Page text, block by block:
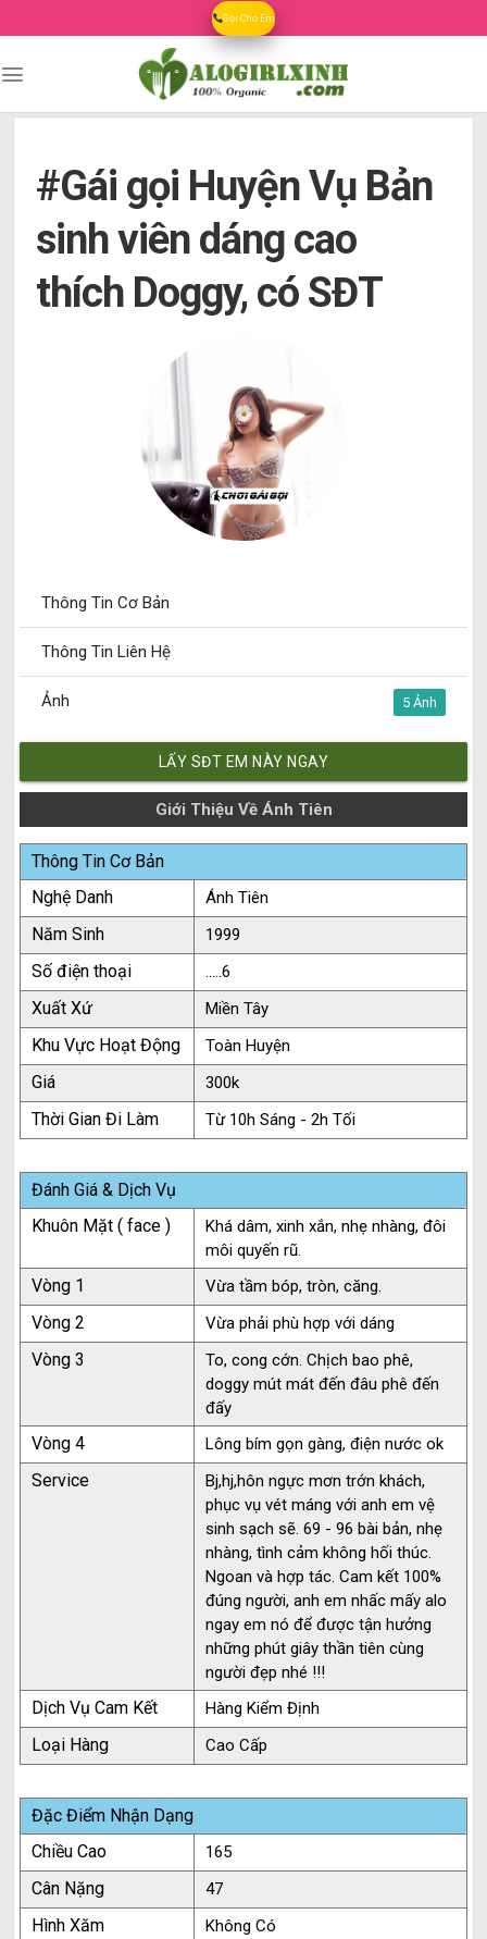
to
Gọi Cho Em
#Gái gọi Huyện Vụ Bản
sinh viên dáng cao
thích Doggy, có SĐT
Thông Tin Cơ Bản
Thông Tin Liên Hệ
5
Ảnh
LẤY SĐT EM NÀY NGAY
Giới Thiệu Về Ánh Tiên
Thông Tin Cơ Bản
Nghệ Danh
Ánh Tiên
Năm Sinh 1999
Số điện thoại .....6
Xuất Xứ Miền Tây
Khu Vực Hoạt Động Toàn Huyện
Giá 300k
Thời Gian Đi Làm Từ 10h Sáng - 2h Tối
Đánh Giá & Dịch Vụ
Khuôn Mặt ( face )
Khá dâm, xinh xắn, nhẹ nhàng, đôi
môi quyến rũ.
Vòng 1 Vừa tầm bóp, tròn, căng.
Vòng 2 Vừa phải phù hợp với dáng
Vòng 3
To, cong cớn. Chịch bao phê,
doggy mút mát đến đâu phê đến
đấy
Vòng 4 Lông bím gọn gàng, điện nước ok
Service
Bj,hj,hôn ngực mơn trớn khách,
phục vụ vét máng với anh em vệ
sinh sạch sẽ. 69 - 96 bài bản, nhẹ
nhàng, tình cảm không hối thúc.
Ngoan và hợp tác. Cam kết 100%
đúng người, anh em nhấc mấy alo
ngay em nó để được tận hưởng
những phút giây thần tiên cùng
người đẹp nhé !!!
Dịch Vụ Cam Kết Hàng Kiểm Định
Loại Hàng Cao Cấp
Đặc Điểm Nhận Dạng
Chiều Cao
165
Cân Nặng 47
Hình Xăm Không Có